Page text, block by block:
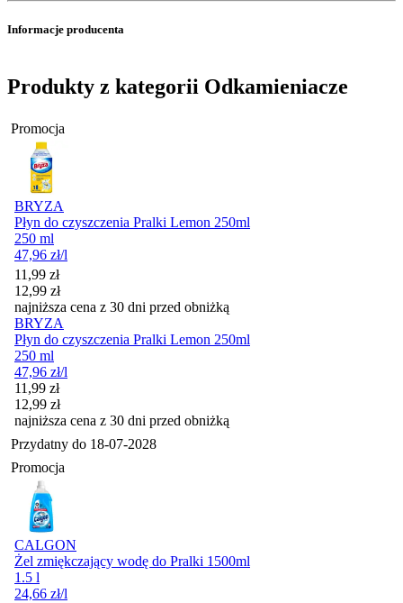
Informacje producenta
Produkty z kategorii Odkamieniacze
Promocja
BRYZA
Płyn do czyszczenia Pralki Lemon 250ml
250 ml
47,96 zł/l
Cena promocyjna
11,99 zł
12,99 zł
najniższa cena z 30 dni przed obniżką
BRYZA
Płyn do czyszczenia Pralki Lemon 250ml
250 ml
47,96 zł/l
Cena promocyjna
11,99 zł
12,99 zł
najniższa cena z 30 dni przed obniżką
Przydatny do 18-07-2028
Promocja
CALGON
Żel zmiękczający wodę do Pralki 1500ml
1.5 l
24,66 zł/l